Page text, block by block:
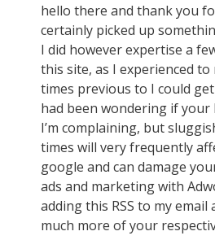
hello there and thank you
certainly picked up
I did however expertise a
this site, as I experienced
times previous to I could
had been wondering if
I’m complaining, but
times will very frequently
google and can damage
ads and marketing with
adding this RSS to my
much more of your